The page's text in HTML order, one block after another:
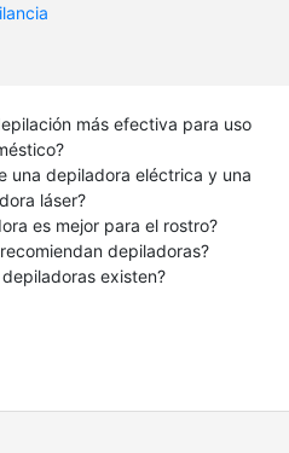
más efectiva para uso
una depiladora eléctrica y una
láser?
es mejor para el rostro?
depiladoras?
existen?